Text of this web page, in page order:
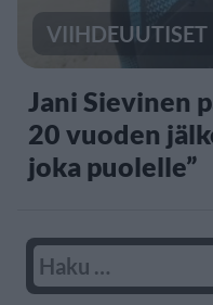
VIIHDEUUTISET
Jani Sievinen
20 vuoden
joka puolelle”